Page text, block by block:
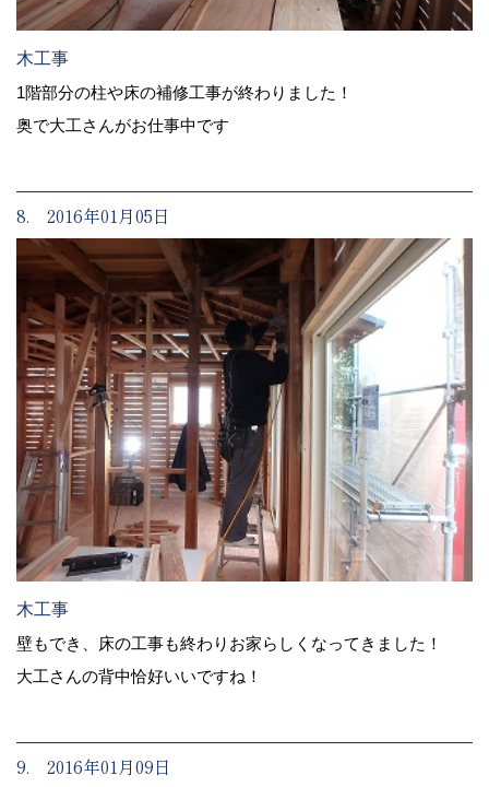
木工事
1階部分の柱や床の補修工事が終わりました！
奥で大工さんがお仕事中です
8. 2016年01月05日
木工事
壁もでき、床の工事も終わりお家らしくなってきました！
大工さんの背中恰好いいですね！
9. 2016年01月09日